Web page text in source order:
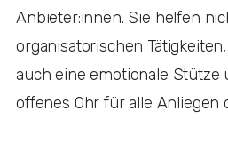
Anbieter:innen. Sie helfen
organisatorischen
auch eine emotionale
offenes Ohr für alle Anliegen